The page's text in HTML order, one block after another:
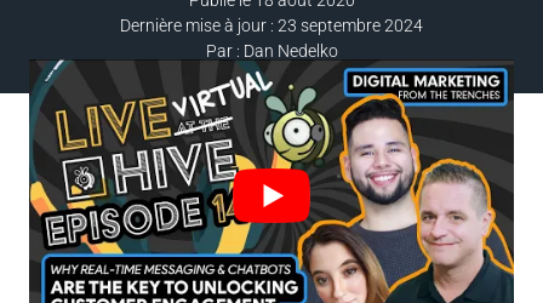
Dernière mise à jour : 23 septembre 2024
Par : Dan Nedelko